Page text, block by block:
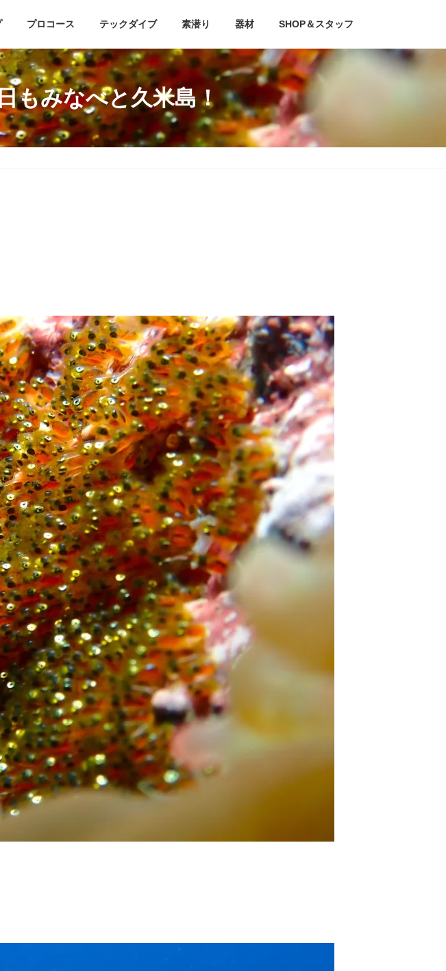
プロコース テックダイブ 素潜り 器材 SHOP＆スタッフ
みなべと久米島！